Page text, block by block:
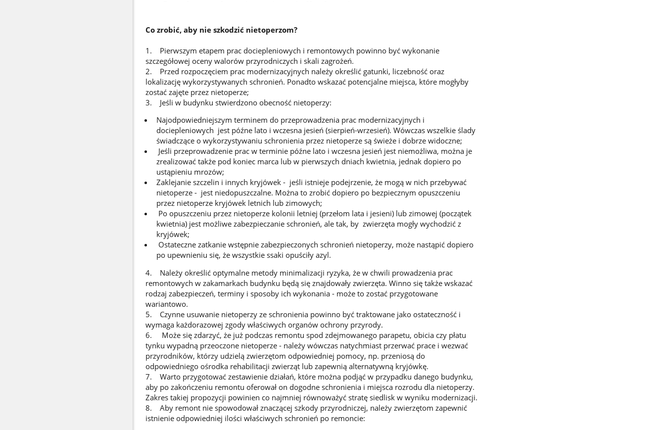
Co zrobić, aby nie szkodzić nietoperzom?
1. Pierwszym etapem prac dociepleniowych i remontowych powinno być wykonanie
szczegółowej oceny walorów przyrodniczych i skali zagrożeń.
2. Przed rozpoczęciem prac modernizacyjnych należy określić gatunki, liczebność oraz
lokalizację wykorzystywanych schronień. Ponadto wskazać potencjalne miejsca, które mogłyby
zostać zajęte przez nietoperze;
3. Jeśli w budynku stwierdzono obecność nietoperzy:
Najodpowiedniejszym terminem do przeprowadzenia prac modernizacyjnych i
dociepleniowych jest późne lato i wczesna jesień (sierpień-wrzesień). Wówczas wszelkie ślady
świadczące o wykorzystywaniu schronienia przez nietoperze są świeże i dobrze widoczne;
Jeśli przeprowadzenie prac w terminie późne lato i wczesna jesień jest niemożliwa, można je
zrealizować także pod koniec marca lub w pierwszych dniach kwietnia, jednak dopiero po
ustąpieniu mrozów;
Zaklejanie szczelin i innych kryjówek - jeśli istnieje podejrzenie, że mogą w nich przebywać
nietoperze - jest niedopuszczalne. Można to zrobić dopiero po bezpiecznym opuszczeniu
przez nietoperze kryjówek letnich lub zimowych;
Po opuszczeniu przez nietoperze kolonii letniej (przełom lata i jesieni) lub zimowej (początek
kwietnia) jest możliwe zabezpieczanie schronień, ale tak, by zwierzęta mogły wychodzić z
kryjówek;
Ostateczne zatkanie wstępnie zabezpieczonych schronień nietoperzy, może nastąpić dopiero
po upewnieniu się, że wszystkie ssaki opuściły azyl.
4. Należy określić optymalne metody minimalizacji ryzyka, że w chwili prowadzenia prac
remontowych w zakamarkach budynku będą się znajdowały zwierzęta. Winno się także wskazać
rodzaj zabezpieczeń, terminy i sposoby ich wykonania - może to zostać przygotowane
wariantowo.
5. Czynne usuwanie nietoperzy ze schronienia powinno być traktowane jako ostateczność i
wymaga każdorazowej zgody właściwych organów ochrony przyrody.
6. Może się zdarzyć, że już podczas remontu spod zdejmowanego parapetu, obicia czy płatu
tynku wypadną przeoczone nietoperze - należy wówczas natychmiast przerwać prace i wezwać
przyrodników, którzy udzielą zwierzętom odpowiedniej pomocy, np. przeniosą do
odpowiedniego ośrodka rehabilitacji zwierząt lub zapewnią alternatywną kryjówkę.
7. Warto przygotować zestawienie działań, które można podjąć w przypadku danego budynku,
aby po zakończeniu remontu oferował on dogodne schronienia i miejsca rozrodu dla nietoperzy.
Zakres takiej propozycji powinien co najmniej równoważyć stratę siedlisk w wyniku modernizacji.
8. Aby remont nie spowodował znaczącej szkody przyrodniczej, należy zwierzętom zapewnić
istnienie odpowiedniej ilości właściwych schronień po remoncie: